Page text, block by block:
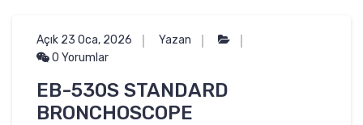
Açık 23 Oca, 2026
Yazan
0 Yorumlar
EB-530S STANDARD
BRONCHOSCOPE